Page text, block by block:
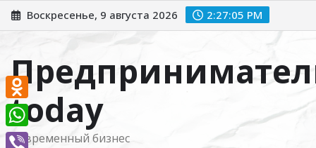
Перейти
к
Воскресенье, 9 августа 2026 2:27:06 PM
today
Современный бизнес
Odnoklassniki
WhatsApp